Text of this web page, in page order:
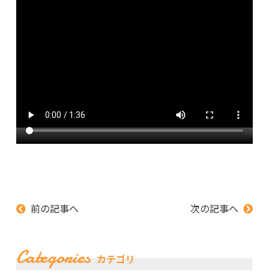
前の記事へ 次の記事へ
Categories カテゴリ